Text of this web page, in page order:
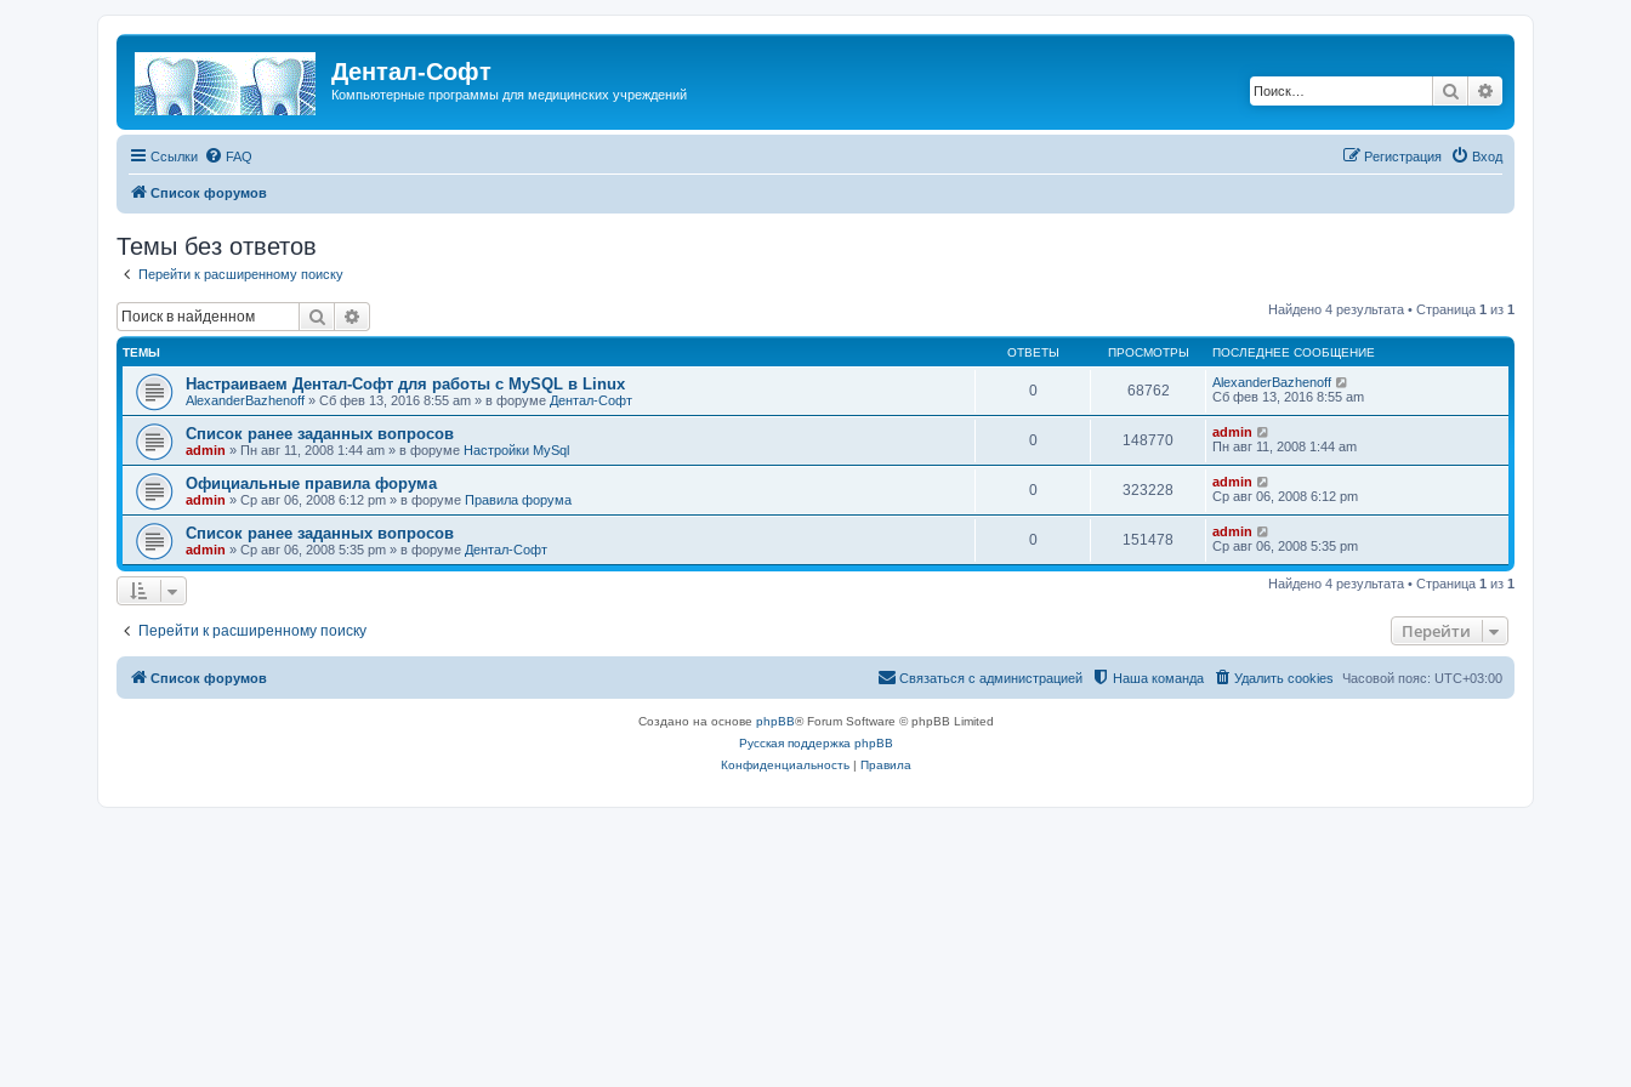
Дентал-Софт
Компьютерные программы для медицинских учреждений Поиск
Ссылки FAQ Вход
Регистрация
Список форумов
Темы без ответов
Перейти к расширенному поиску
Поиск Найдено 4 результата • Страница 1 из 1
ТЕМЫ ОТВЕТЫ ПРОСМОТРЫ ПОСЛЕДНЕЕ СООБЩЕНИЕ
Настраиваем Дентал-Софт для работы с MySQL в Linux
AlexanderBazhenoff » Сб фев 13, 2016 8:55 am » в форуме Дентал-Софт
0 68762
AlexanderBazhenoff
Сб фев 13, 2016 8:55 am
Список ранее заданных вопросов
admin » Пн авг 11, 2008 1:44 am » в форуме Настройки MySql
0 148770
admin
Пн авг 11, 2008 1:44 am
Официальные правила форума
admin » Ср авг 06, 2008 6:12 pm » в форуме Правила форума
0 323228
admin
Ср авг 06, 2008 6:12 pm
Список ранее заданных вопросов
admin » Ср авг 06, 2008 5:35 pm » в форуме Дентал-Софт
0 151478
admin
Ср авг 06, 2008 5:35 pm
Найдено 4 результата • Страница 1 из 1
Перейти к расширенному поиску Перейти
Список форумов Часовой пояс: UTC+03:00
Удалить cookies
Наша команда
Связаться с администрацией
Создано на основе phpBB® Forum Software © phpBB Limited
Русская поддержка phpBB
Конфиденциальность| Правила